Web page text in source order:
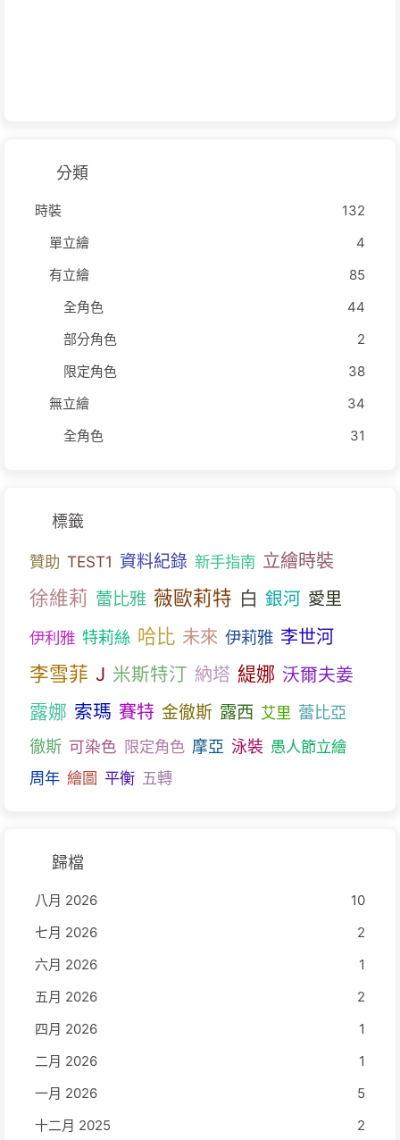
分類
時裝
132
單立繪
4
有立繪
85
全角色
44
部分角色
2
限定角色
38
無立繪
34
全角色
31
標籤
贊助 TEST1 資料紀錄 新手指南 立繪時裝
徐維莉 蕾比雅 薇歐莉特 白 銀河 愛里
伊利雅 特莉絲 哈比 未來 伊莉雅 李世河
李雪菲 J 米斯特汀 納塔 緹娜 沃爾夫姜
露娜 索瑪 賽特 金徹斯 露西 艾里 蕾比亞
徹斯 可染色 限定角色 摩亞 泳裝 愚人節立繪
周年 繪圖 平衡 五轉
歸檔
八月 2026
10
七月 2026
2
六月 2026
1
五月 2026
2
四月 2026
1
二月 2026
1
一月 2026
5
十二月 2025
2